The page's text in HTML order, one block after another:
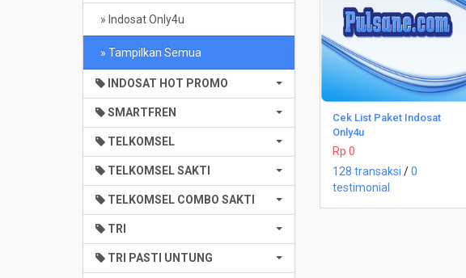
» Indosat Only4u
» Tampilkan Semua
INDOSAT HOT PROMO
SMARTFREN
TELKOMSEL
TELKOMSEL SAKTI
TELKOMSEL COMBO SAKTI
TRI
TRI PASTI UNTUNG
Beli Sekarang
Cek List Paket Indosat
Only4u
Rp 0
128 transaksi /0
testimonial